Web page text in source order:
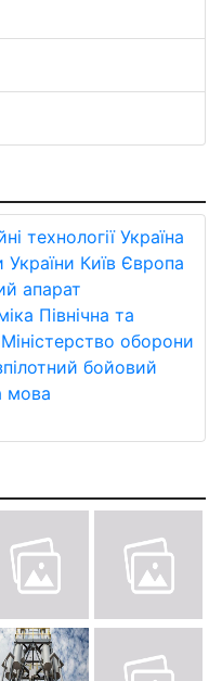
технології Україна
України Київ Європа
апарат
Північна та
Міністерство оборони
бойовий
мова